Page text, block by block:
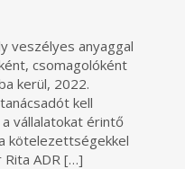
veszélyes anyaggal
csomagolóként
kerül, 2022.
kell
a vállalatokat érintő
kötelezettségekkel
ADR […]